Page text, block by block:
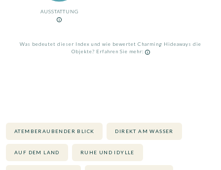
AUSSTATTUNG
Was bedeutet dieser Index und wie bewertet Charming Hideaways die
Objekte? Erfahren Sie mehr:
ATEMBERAUBENDER BLICK DIREKT AM WASSER
AUF DEM LAND RUHE UND IDYLLE